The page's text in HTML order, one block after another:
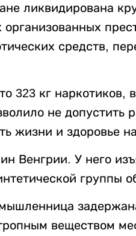
ликвидирована
организованных
средств,
323 кг наркотиков,
не допустить
жизни и здоровье
Венгрии. У него
группы
веществом